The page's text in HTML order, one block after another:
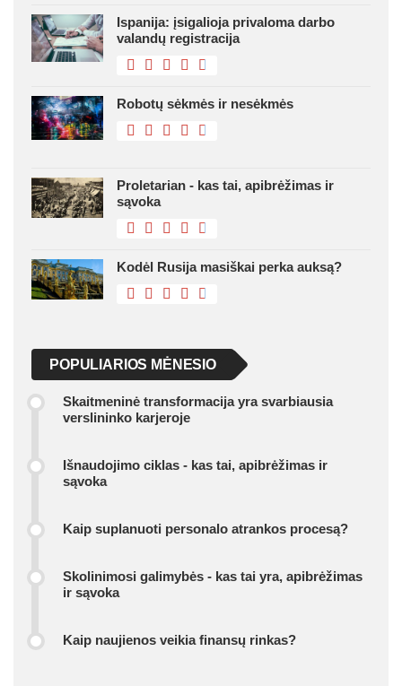
Ispanija: įsigalioja privaloma darbo
valandų registracija
Robotų sėkmės ir nesėkmės
Proletarian - kas tai, apibrėžimas ir
sąvoka
Kodėl Rusija masiškai perka auksą?
POPULIARIOS MĖNESIO
Skaitmeninė transformacija yra svarbiausia
verslininko karjeroje
Išnaudojimo ciklas - kas tai, apibrėžimas ir
sąvoka
Kaip suplanuoti personalo atrankos procesą?
Skolinimosi galimybės - kas tai yra, apibrėžimas
ir sąvoka
Kaip naujienos veikia finansų rinkas?